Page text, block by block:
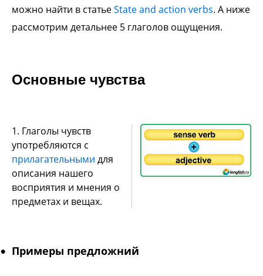
можно найти в статьеState and action verbs. А ниже
рассмотрим детальнее 5 глаголов ощущения.
Основные чувства
1. Глаголы чувств
употребляются с
прилагательными для
описания нашего
восприятия и мнения о
предметах и вещах.
Примеры предложний